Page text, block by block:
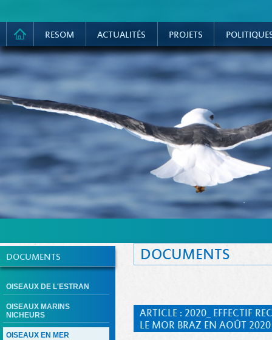
RESOM ACTUALITÉS PROJETS
DOCUMENTS
OISEAUX DE L'ESTRAN
OISEAUX MARINS
NICHEURS
OISEAUX EN MER
DOCUMENTS
ARTICLE : 2020_ EFFECTIF
LE MOR BRAZ EN AOÛT 2020